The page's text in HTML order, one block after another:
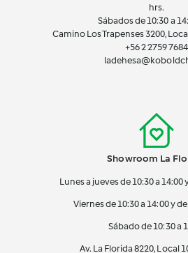
hrs.
Sábados de 10:30 a
Camino Los Trapenses 3200,
+56 22759 7684
Showroom La
Lunes a jueves de 10:30 a 14:00
Viernes de 10:30 a 14:00 y
Sábado de 10:30 a
Av. La Florida 8220, Local